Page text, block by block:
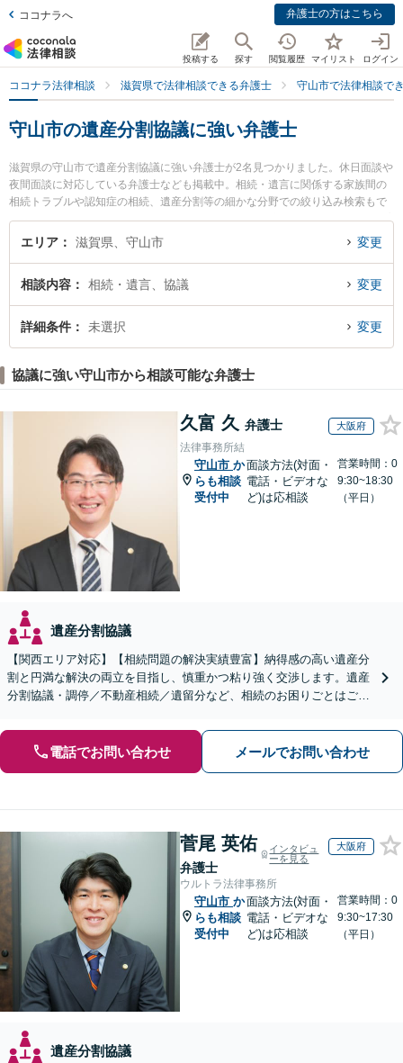
ココナラへ 弁護士の方はこちら
投稿する 探す 閲覧履歴 マイリスト ログイン
ココナラ法律相談 滋賀県で法律相談できる弁護士 守山市で法律相談で
守山市の遺産分割協議に強い弁護士
滋賀県の守山市で遺産分割協議に強い弁護士が2名見つかりました。休日面談や
夜間面談に対応している弁護士なども掲載中。相続・遺言に関係する家族間の
相続トラブルや認知症の相続、遺産分割等の細かな分野での絞り込み検索もで
き便利です。特に円城法律事務所の円城 得寿弁護士や守山法律事務所の酒井 謙
介弁護士のプロフィール情報や弁護士費用、強みなどが注目されています。
『守山市で土日や夜間に発生した遺産分割協議のトラブルを今すぐに弁護士に
したい』『初回相談無料で遺産分割協議を法律相談できる守山市内の弁護士に
相談予約したい』などでお困りの相談者さんにおすすめです。
エリア 滋賀県、守山市 変更
相談内容 相続・遺言、協議 変更
詳細条件 未選択 変更
協議に強い守山市から相談可能な弁護士
久富 久 弁護士 大阪府
法律事務所結
守山市 か
らも相談
受付中
面談方法(対面・
電話・ビデオな
ど)は応相談
営業時間：0
9:30~18:30
（平日）
遺産分割協議
【関西エリア対応】【相続問題の解決実績豊富】納得感の高い遺産分
割と円満な解決の両立を目指し、慎重かつ粘り強く交渉します。遺産
分割協議・調停／不動産相続／遺留分など、相続のお困りごとはご相
電話でお問い合わせ メールでお問い合わせ
菅尾 英佑
弁護士
インタビュ
ーを見る
大阪府
ウルトラ法律事務所
守山市 か
らも相談
受付中
面談方法(対面・
電話・ビデオな
ど)は応相談
営業時間：0
9:30~17:30
（平日）
遺産分割協議